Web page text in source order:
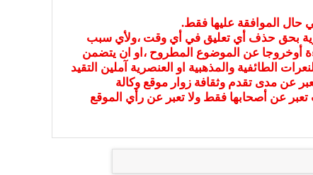
حال الموافقة عليها فقط.
بحق حذف أي تعليق في أي وقت ،ولأي سبب
أوخروجا عن الموضوع المطروح ،او ان يتضمن
الطائفية والمذهبية او العنصرية آملين التقيد
عن مدى تقدم وثقافة زوار موقع وكالة
تعبر عن أصحابها فقط ولا تعبر عن رأي الموقع